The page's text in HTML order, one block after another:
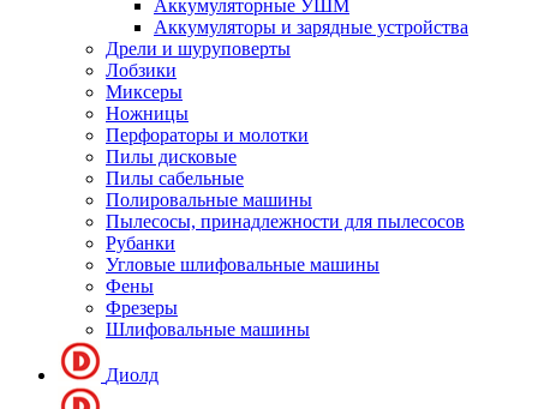
Аккумуляторные УШМ
Аккумуляторы и зарядные устройства
Дрели и шуруповерты
Лобзики
Миксеры
Ножницы
Перфораторы и молотки
Пилы дисковые
Пилы сабельные
Полировальные машины
Пылесосы, принадлежности для пылесосов
Рубанки
Угловые шлифовальные машины
Фены
Фрезеры
Шлифовальные машины
Диолд